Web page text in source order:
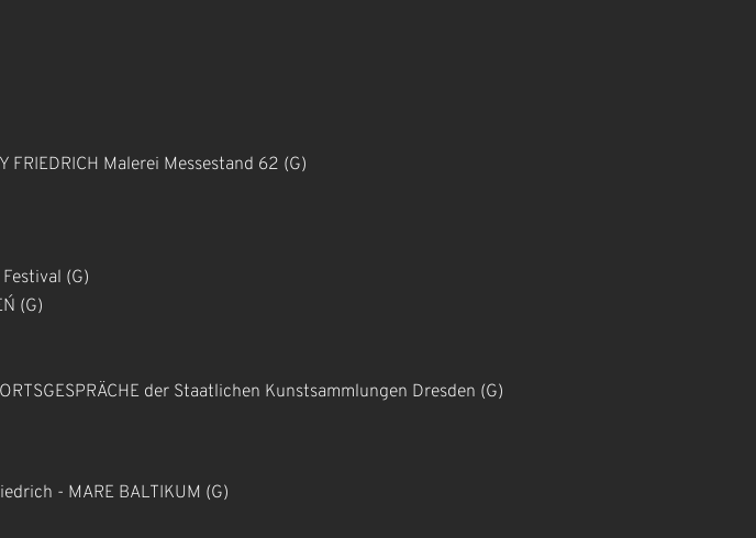
FRIEDRICH Malerei Messestand 62 (G)
(G)
(G)
der Staatlichen Kunstsammlungen Dresden (G)
- MARE BALTIKUM (G)